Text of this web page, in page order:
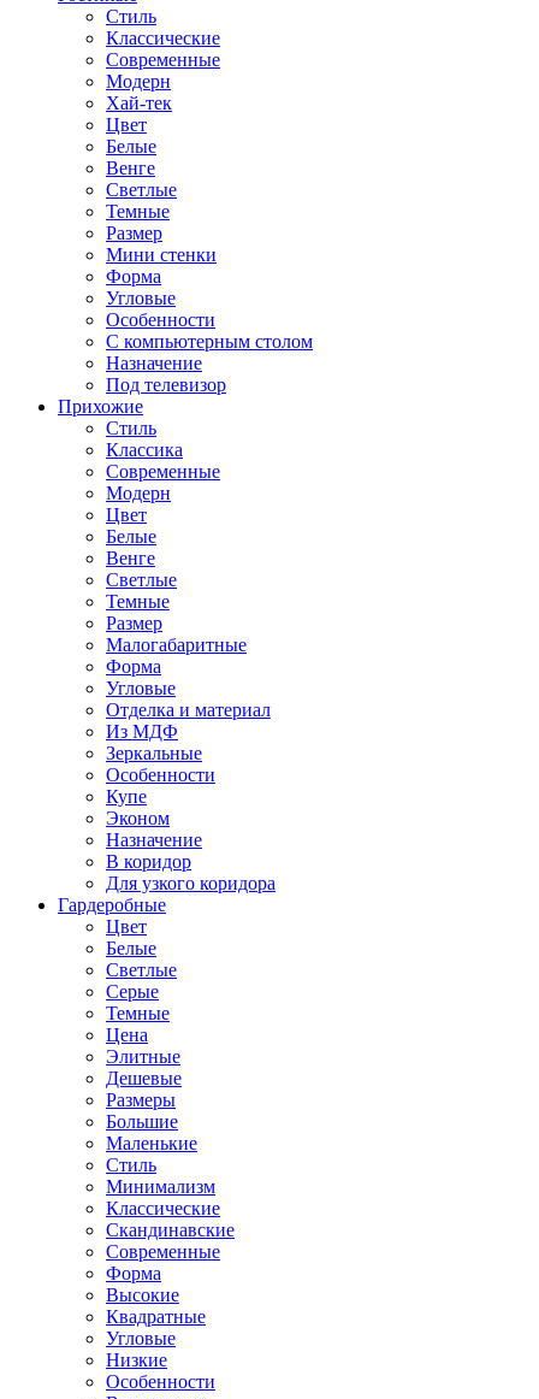
Стиль
Классические
Современные
Модерн
Хай-тек
Цвет
Белые
Венге
Светлые
Темные
Размер
Мини стенки
Форма
Угловые
Особенности
С компьютерным столом
Назначение
Под телевизор
Прихожие
Стиль
Классика
Современные
Модерн
Цвет
Белые
Венге
Светлые
Темные
Размер
Малогабаритные
Форма
Угловые
Отделка и материал
Из МДФ
Зеркальные
Особенности
Купе
Эконом
Назначение
В коридор
Для узкого коридора
Гардеробные
Цвет
Белые
Светлые
Серые
Темные
Цена
Элитные
Дешевые
Размеры
Большие
Маленькие
Стиль
Минимализм
Классические
Скандинавские
Современные
Форма
Высокие
Квадратные
Угловые
Низкие
Особенности